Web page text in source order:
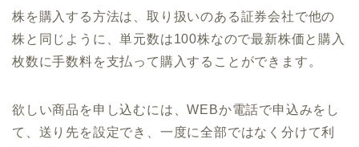
株を購入する方法は、取り扱いのある証券会社で他の
株と同じように、単元数は100株なので最新株価と購入
枚数に手数料を支払って購入することができます。
欲しい商品を申し込むには、WEBか電話で申込みをし
て、送り先を設定でき、一度に全部ではなく分けて利